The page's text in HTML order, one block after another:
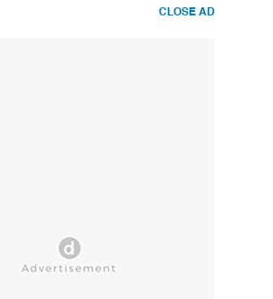
CLOSE AD